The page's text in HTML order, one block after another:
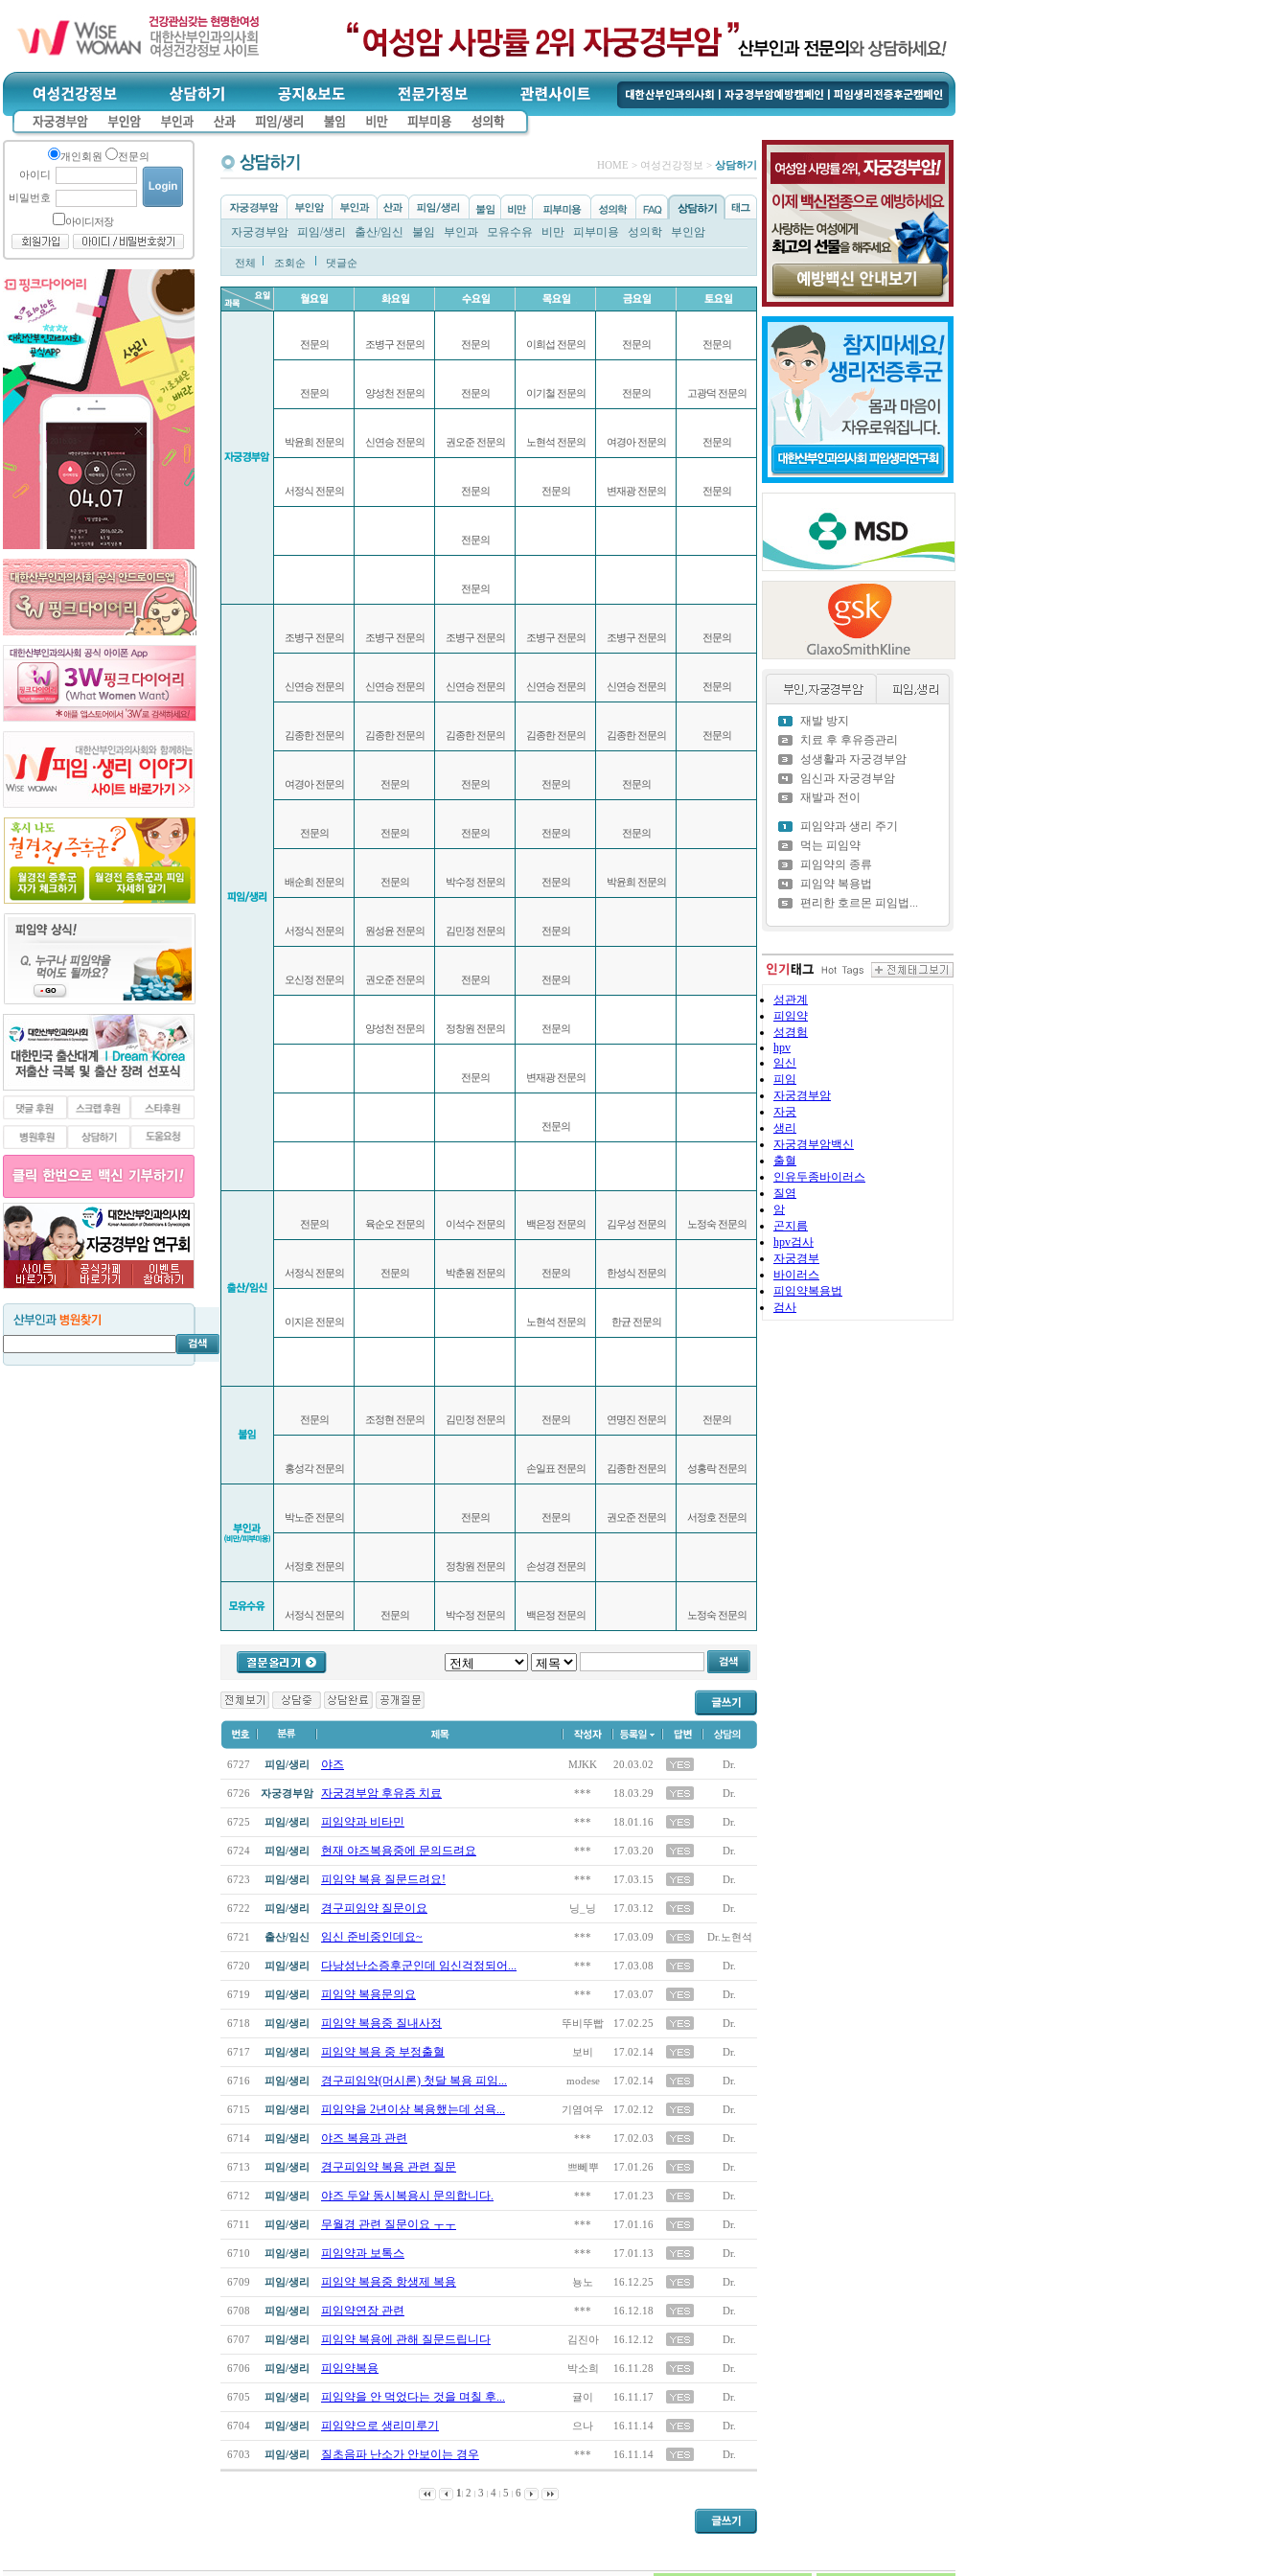
개인회원
전문의
아이디
비밀번호
아이디저장
HOME > 여성건강정보 > 상담하기
자궁경부암 피임/생리 출산/임신 불임 부인과 모유수유 비만 피부미용 성의학 부인암
전체 조회순 댓글순
전문의
전문의
박윤희 전문의
서정식 전문의
조병구 전문의
신연승 전문의
김종한 전문의
여경아 전문의
전문의
배순희 전문의
서정식 전문의
오신정 전문의
전문의
서정식 전문의
이지은 전문의
전문의
홍성각 전문의
박노준 전문의
서정호 전문의
서정식 전문의
조병구 전문의
양성천 전문의
신연승 전문의
조병구 전문의
신연승 전문의
김종한 전문의
전문의
전문의
전문의
원성윤 전문의
권오준 전문의
양성천 전문의
육순오 전문의
전문의
조정현 전문의
전문의
전문의
전문의
권오준 전문의
전문의
전문의
전문의
조병구 전문의
신연승 전문의
김종한 전문의
전문의
전문의
박수정 전문의
김민정 전문의
전문의
정창원 전문의
전문의
이석수 전문의
박춘원 전문의
김민정 전문의
전문의
정창원 전문의
박수정 전문의
이희섭 전문의
이기철 전문의
노현석 전문의
전문의
조병구 전문의
신연승 전문의
김종한 전문의
전문의
전문의
전문의
전문의
전문의
전문의
변재광 전문의
전문의
백은정 전문의
전문의
노현석 전문의
전문의
손일표 전문의
전문의
손성경 전문의
백은정 전문의
전문의
전문의
여경아 전문의
변재광 전문의
조병구 전문의
신연승 전문의
김종한 전문의
전문의
전문의
박윤희 전문의
김우성 전문의
한성식 전문의
한균 전문의
연명진 전문의
김종한 전문의
권오준 전문의
전문의
고광덕 전문의
전문의
전문의
전문의
전문의
전문의
노정숙 전문의
전문의
성홍락 전문의
서정호 전문의
노정숙 전문의
6727 피임/생리 야즈 MJKK 20.03.02 Dr.
6726 자궁경부암 자궁경부암 후유증 치료 *** 18.03.29 Dr.
6725 피임/생리 피임약과 비타민 *** 18.01.16 Dr.
6724 피임/생리 현재 야즈복용중에 문의드려요 *** 17.03.20 Dr.
6723 피임/생리 피임약 복용 질문드려요! *** 17.03.15 Dr.
6722 피임/생리 경구피임약 질문이요 닝_닝 17.03.12 Dr.
6721 출산/임신 임신 준비중인데요~ *** 17.03.09 Dr.노현석
6720 피임/생리 다낭성난소증후군인데 임신걱정되어... *** 17.03.08 Dr.
6719 피임/생리 피임약 복용문의요 *** 17.03.07 Dr.
6718 피임/생리 피임약 복용중 질내사정 뚜비뚜빱 17.02.25 Dr.
6717 피임/생리 피임약 복용 중 부정출혈 보비 17.02.14 Dr.
6716 피임/생리 경구피임약(머시론) 첫달 복용 피임... modese 17.02.14 Dr.
6715 피임/생리 피임약을 2년이상 복용했는데 성욕... 기염여우 17.02.12 Dr.
6714 피임/생리 야즈 복용과 관련 *** 17.02.03 Dr.
6713 피임/생리 경구피임약 복용 관련 질문 쁘뻬뿌 17.01.26 Dr.
6712 피임/생리 야즈 두알 동시복용시 문의합니다. *** 17.01.23 Dr.
6711 피임/생리 무월경 관련 질문이요 ㅜㅜ *** 17.01.16 Dr.
6710 피임/생리 피임약과 보톡스 *** 17.01.13 Dr.
6709 피임/생리 피임약 복용중 항생제 복용 뇽노 16.12.25 Dr.
6708 피임/생리 피임약연장 관련 *** 16.12.18 Dr.
6707 피임/생리 피임약 복용에 관해 질문드립니다 김진아 16.12.12 Dr.
6706 피임/생리 피임약복용 박소희 16.11.28 Dr.
6705 피임/생리 피임약을 안 먹었다는 것을 며칠 후... 귤이 16.11.17 Dr.
6704 피임/생리 피임약으로 생리미루기 으나 16.11.14 Dr.
6703 피임/생리 질초음파 난소가 안보이는 경우 *** 16.11.14 Dr.
1 2 3 4 5 6
재발 방지
치료 후 후유증관리
성생활과 자궁경부암
임신과 자궁경부암
재발과 전이
피임약과 생리 주기
먹는 피임약
피임약의 종류
피임약 복용법
편리한 호르몬 피임법...
성관계
피임약
성경험
hpv
임신
피임
자궁경부암
자궁
생리
자궁경부암백신
출혈
인유두종바이러스
질염
암
곤지름
hpv검사
자궁경부
바이러스
피임약복용법
검사